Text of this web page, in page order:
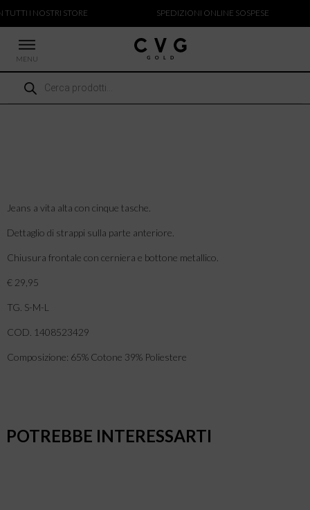
I NOSTRI STORE SPEDIZIONI ONLINE SOSPESE
MENU
Ricerca
prodotti
ARRIVI
Jeans a vita alta con cinque tasche.
Dettaglio di strappi sulla parte anteriore.
Chiusura frontale con cerniera e bottone metallico.
€ 29,95
TG. S-M-L
COD. 1408523429
Composizione: 65% Cotone 39% Poliestere
POTREBBE INTERESSARTI